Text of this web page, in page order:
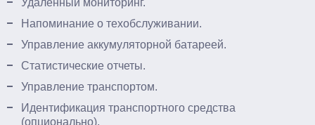
Удаленный мониторинг.
Напоминание о техобслуживании.
Управление аккумуляторной батареей.
Статистические отчеты.
Управление транспортом.
Идентификация транспортного средства
(опционально).